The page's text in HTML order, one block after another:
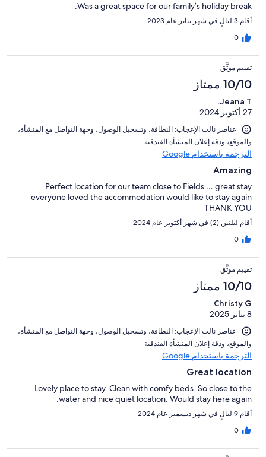
Was a great space for our family’s holiday break.
أقام 3 ليالٍ في شهر يناير عام 2023
0
تقييم موثَّق
10/10 ممتاز
Jeana T.
27 أكتوبر 2024
عناصر نالت الإعجاب: ⁦النظافة⁩، و⁦تسجيل الوصول⁩، و⁦جهة التواصل مع المنشأة⁩،
و⁦الموقع⁩، و⁦دقة إعلان المنشأة الفندقية⁩
الترجمة باستخدام Google
Amazing
Perfect location for our team close to Fields … great stay
everyone loved the accommodation would like to stay again
THANK YOU
أقام ليلتين (2) في شهر أكتوبر عام 2024
0
تقييم موثَّق
10/10 ممتاز
Christy G.
8 يناير 2025
عناصر نالت الإعجاب: ⁦النظافة⁩، و⁦تسجيل الوصول⁩، و⁦جهة التواصل مع المنشأة⁩،
و⁦الموقع⁩، و⁦دقة إعلان المنشأة الفندقية⁩
الترجمة باستخدام Google
Great location
Lovely place to stay. Clean with comfy beds. So close to the
water and nice quiet location. Would stay here again.
أقام 9 ليالٍ في شهر ديسمبر عام 2024
0